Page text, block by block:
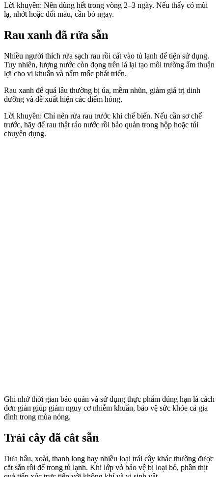
Lời khuyên: Nên dùng hết trong vòng 2–3 ngày. Nếu thấy có mùi
lạ, nhớt hoặc đổi màu, cần bỏ ngay.
Rau xanh đã rửa sẵn
Nhiều người thích rửa sạch rau rồi cất vào tủ lạnh để tiện sử dụng.
Tuy nhiên, lượng nước còn đọng trên lá lại tạo môi trường ẩm thuận
lợi cho vi khuẩn và nấm mốc phát triển.
Rau xanh để quá lâu thường bị úa, mềm nhũn, giảm giá trị dinh
dưỡng và dễ xuất hiện các điểm hỏng.
Lời khuyên: Chỉ nên rửa rau trước khi chế biến. Nếu cần sơ chế
trước, hãy để rau thật ráo nước rồi bảo quản trong hộp hoặc túi
chuyên dụng.
Ghi nhớ thời gian bảo quản và sử dụng thực phẩm đúng hạn là cách
đơn giản giúp giảm nguy cơ nhiễm khuẩn, bảo vệ sức khỏe cả gia
đình trong mùa nóng.
Trái cây đã cắt sẵn
Dưa hấu, xoài, thanh long hay nhiều loại trái cây khác thường được
cắt sẵn rồi để trong tủ lạnh. Khi lớp vỏ bảo vệ bị loại bỏ, phần thịt